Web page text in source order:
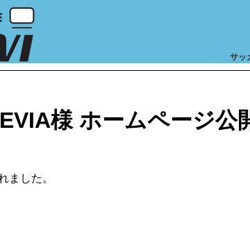
サッ
様 ホームページ公
ました。